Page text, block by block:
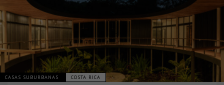
CASAS SUBURBANAS COSTA RICA